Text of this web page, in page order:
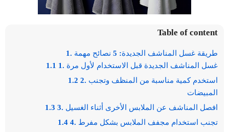
Table of content
1. طريقة غسل المناشف الجديدة: 5 نصائح مهمة
1.1 1. غسل المناشف الجديدة قبل الاستخدام لأول مرة
1.2 2. استخدم كمية مناسبة من المنظف وتجنب
المبيضات
1.3 3. افصل المناشف عن الملابس الأخرى أثناء الغسيل
1.4 4. تجنب استخدام مجفف الملابس بشكل مفرط